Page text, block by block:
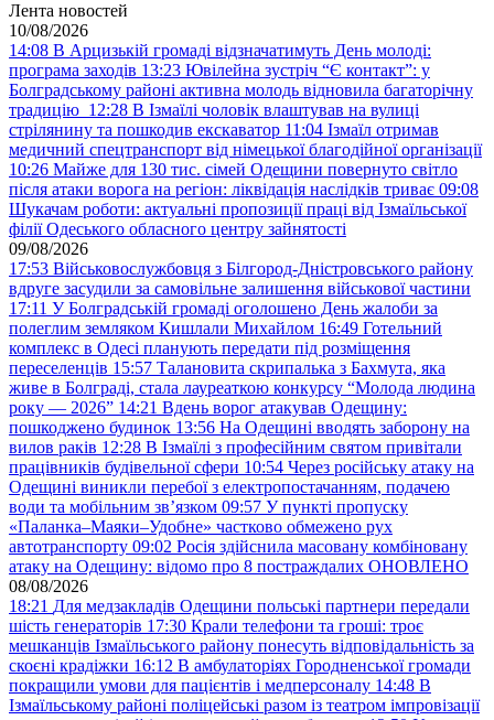
Лента новостей
10/08/2026
14:08 В Арцизькій громаді відзначатимуть День молоді:
програма заходів 13:23 Ювілейна зустріч “Є контакт”: у
Болградському районі активна молодь відновила багаторічну
традицію 12:28 В Ізмаїлі чоловік влаштував на вулиці
стрілянину та пошкодив екскаватор 11:04 Ізмаїл отримав
медичний спецтранспорт від німецької благодійної організації
10:26 Майже для 130 тис. сімей Одещини повернуто світло
після атаки ворога на регіон: ліквідація наслідків триває 09:08
Шукачам роботи: актуальні пропозиції праці від Ізмаїльської
філії Одеського обласного центру зайнятості
09/08/2026
17:53 Військовослужбовця з Білгород-Дністровського району
вдруге засудили за самовільне залишення військової частини
17:11 У Болградській громаді оголошено День жалоби за
полеглим земляком Кишлали Михайлом 16:49 Готельний
комплекс в Одесі планують передати під розміщення
переселенців 15:57 Талановита скрипалька з Бахмута, яка
живе в Болграді, стала лауреаткою конкурсу “Молода людина
року — 2026” 14:21 Вдень ворог атакував Одещину:
пошкоджено будинок 13:56 На Одещині вводять заборону на
вилов раків 12:28 В Ізмаїлі з професійним святом привітали
працівників будівельної сфери 10:54 Через російську атаку на
Одещині виникли перебої з електропостачанням, подачею
води та мобільним звʼязком 09:57 У пункті пропуску
«Паланка–Маяки–Удобне» частково обмежено рух
автотранспорту 09:02 Росія здійснила масовану комбіновану
атаку на Одещину: відомо про 8 постраждалих ОНОВЛЕНО
08/08/2026
18:21 Для медзакладів Одещини польські партнери передали
шість генераторів 17:30 Крали телефони та гроші: троє
мешканців Ізмаїльського району понесуть відповідальність за
скоєні крадіжки 16:12 В амбулаторіях Городненської громади
покращили умови для пацієнтів і медперсоналу 14:48 В
Ізмаїльському районі поліцейські разом із театром імпровізації